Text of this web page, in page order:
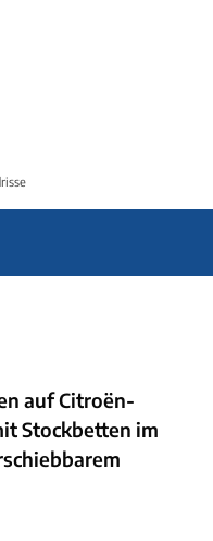
auf Citroën-
Stockbetten im